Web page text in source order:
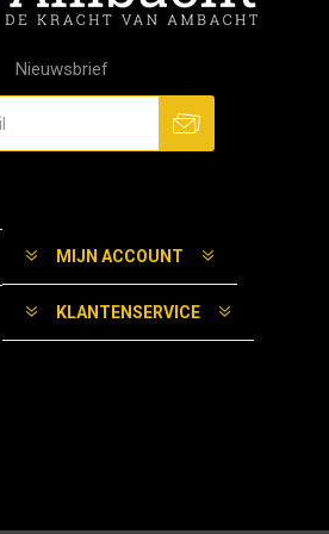
Nieuwsbrief
MIJN ACCOUNT
KLANTENSERVICE